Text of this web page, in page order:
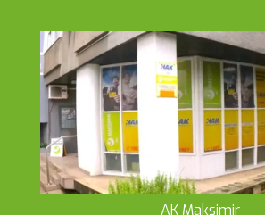
AK Maksimir